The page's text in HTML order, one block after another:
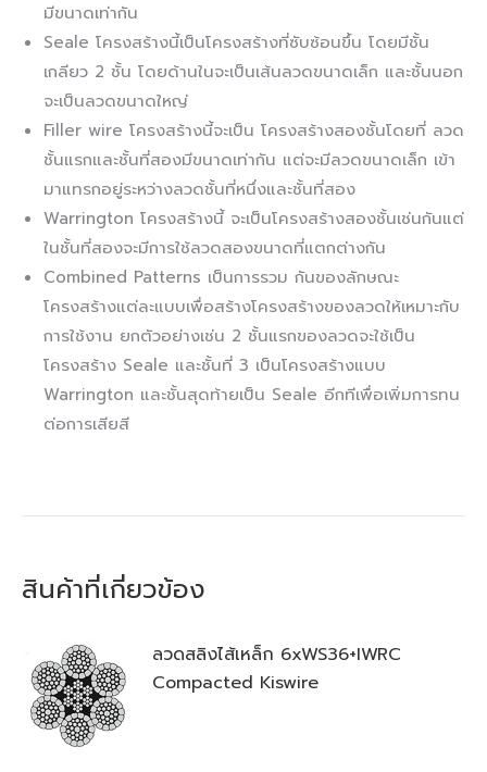
มีขนาดเท่ากัน
Seale โครงสร้างนี้เป็นโครงสร้างที่ซับซ้อนขึ้น โดยมีชั้น
เกลียว 2 ชั้น โดยด้านในจะเป็นเส้นลวดขนาดเล็ก และชั้นนอก
จะเป็นลวดขนาดใหญ่
Filler wire โครงสร้างนี้จะเป็น โครงสร้างสองชั้นโดยที่ ลวด
ชั้นแรกและชั้นที่สองมีขนาดเท่ากัน แต่จะมีลวดขนาดเล็ก เข้า
มาแทรกอยู่ระหว่างลวดชั้นที่หนึ่งและชั้นที่สอง
Warrington โครงสร้างนี้ จะเป็นโครงสร้างสองชั้นเช่นกันแต่
ในชั้นที่สองจะมีการใช้ลวดสองขนาดที่แตกต่างกัน
Combined Patterns เป็นการรวม กันของลักษณะ
โครงสร้างแต่ละแบบเพื่อสร้างโครงสร้างของลวดให้เหมาะกับ
การใช้งาน ยกตัวอย่างเช่น 2 ชั้นแรกของลวดจะใช้เป็น
โครงสร้าง Seale และชั้นที่ 3 เป็นโครงสร้างแบบ
Warrington และชั้นสุดท้ายเป็น Seale อีกทีเพื่อเพิ่มการทน
ต่อการเสียสี
สินค้าที่เกี่ยวข้อง
ลวดสลิงไส้เหล็ก 6xWS36+IWRC
Compacted Kiswire